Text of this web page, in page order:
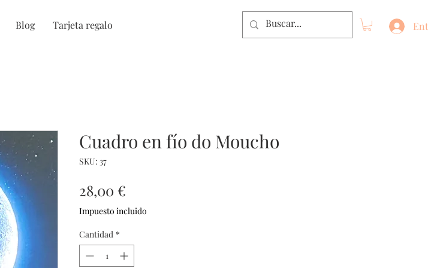
Blog Tarjeta regalo
Cuadro en fío do Moucho
SKU: 37
28,00 €
Impuesto incluido
Cantidad *